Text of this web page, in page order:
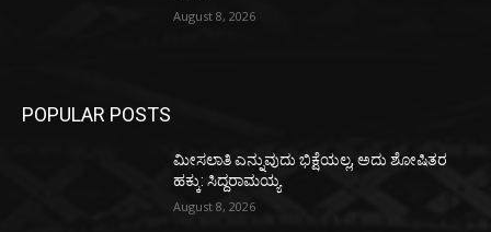
August 8, 2026
POPULAR POSTS
ಮೀಸಲಾತಿ ಎನ್ನುವುದು ಭಿಕ್ಷೆಯಲ್ಲ, ಅದು ಶೋಷಿತರ
ಹಕ್ಕು: ಸಿದ್ದರಾಮಯ್ಯ
August 8, 2026